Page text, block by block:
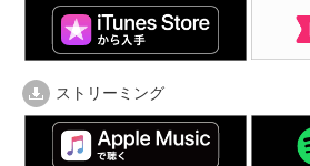
ストリーミング